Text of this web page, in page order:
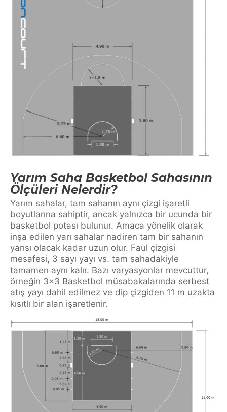
Yarım Saha Basketbol Sahasının
Ölçüleri Nelerdir?
Yarım sahalar, tam sahanın aynı çizgi işaretli
boyutlarına sahiptir, ancak yalnızca bir ucunda bir
basketbol potası bulunur. Amaca yönelik olarak
inşa edilen yarı sahalar nadiren tam bir sahanın
yarısı olacak kadar uzun olur. Faul çizgisi
mesafesi, 3 sayı yayı vs. tam sahadakiyle
tamamen aynı kalır. Bazı varyasyonlar mevcuttur,
örneğin 3×3 Basketbol müsabakalarında serbest
atış yayı dahil edilmez ve dip çizgiden 11 m uzakta
kısıtlı bir alan işaretlenir.